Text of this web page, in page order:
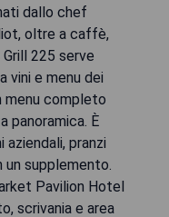
dallo chef
oltre a caffè,
225 serve
vini e menu dei
menu completo
panoramica. È
pranzi
supplemento.
Pavilion Hotel
scrivania e area